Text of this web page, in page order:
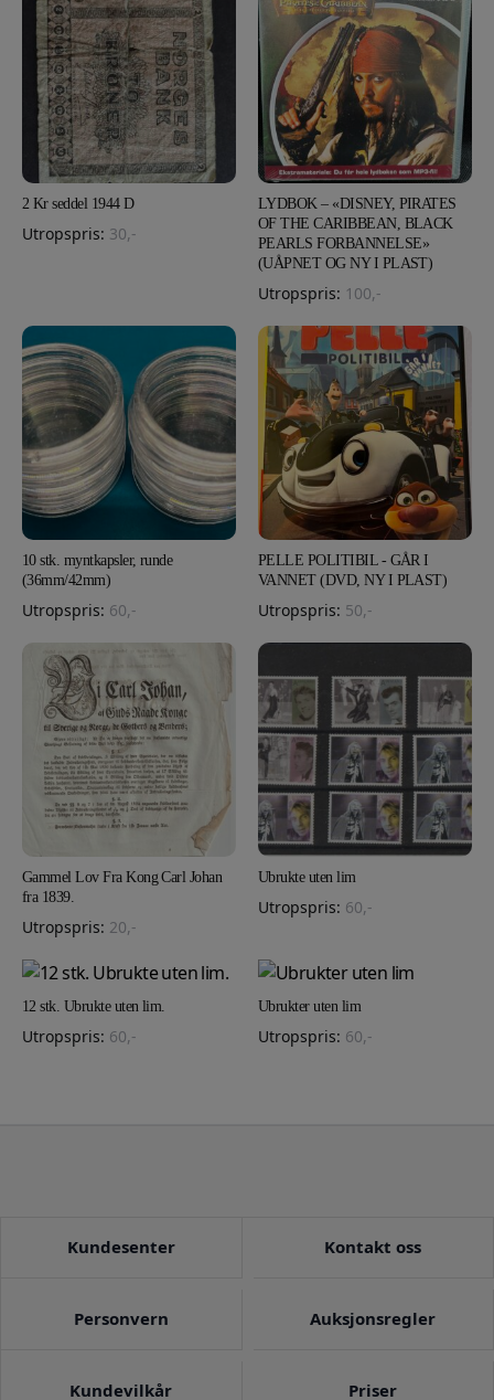
2 Kr seddel 1944 D
Utropspris: 30,-
LYDBOK – «DISNEY, PIRATES
OF THE CARIBBEAN, BLACK
PEARLS FORBANNELSE»
(UÅPNET OG NY I PLAST)
Utropspris: 100,-
10 stk. myntkapsler, runde
(36mm/42mm)
Utropspris: 60,-
PELLE POLITIBIL - GÅR I
VANNET (DVD, NY I PLAST)
Utropspris: 50,-
Gammel Lov Fra Kong Carl Johan
fra 1839.
Utropspris: 20,-
Ubrukte uten lim
Utropspris: 60,-
12 stk. Ubrukte uten lim.
Utropspris: 60,-
Ubrukter uten lim
Utropspris: 60,-
Kundesenter Kontakt oss
Personvern Auksjonsregler
Kundevilkår Priser